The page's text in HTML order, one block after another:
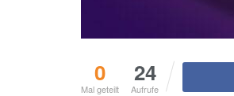
0
Mal geteilt
24
Aufrufe